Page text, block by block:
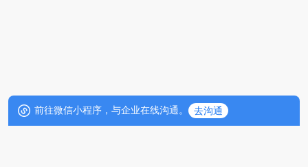
前往微信小程序，与企业在线沟通。 去沟通